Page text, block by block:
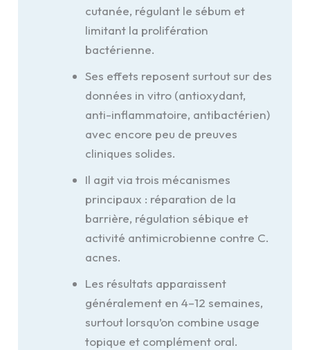
cutanée, régulant le sébum et
limitant la prolifération
bactérienne.
Ses effets reposent surtout sur des
données in vitro (antioxydant,
anti-inflammatoire, antibactérien)
avec encore peu de preuves
cliniques solides.
Il agit via trois mécanismes
principaux : réparation de la
barrière, régulation sébique et
activité antimicrobienne contre C.
acnes.
Les résultats apparaissent
généralement en 4–12 semaines,
surtout lorsqu’on combine usage
topique et complément oral.